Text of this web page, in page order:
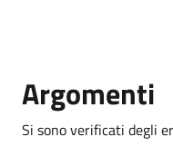
Argomenti
Si sono verificati degli